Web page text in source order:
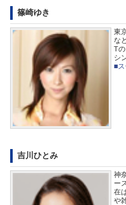
篠崎ゆき
東
な
T
シ
■
吉川ひとみ
神
ー
在
や